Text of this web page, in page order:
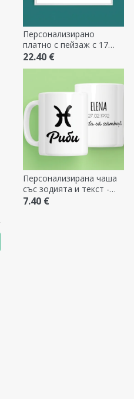
Персонализирано
платно с пейзаж с 17
снимки, модел номер
22.40 €
Персонализирана чаша
със зодията и текст -
Риби
7.40 €